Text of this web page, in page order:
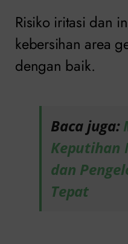
Risiko iritasi dan
kebersihan area
dengan baik.
Baca juga:
Keputihan
dan
Tepat